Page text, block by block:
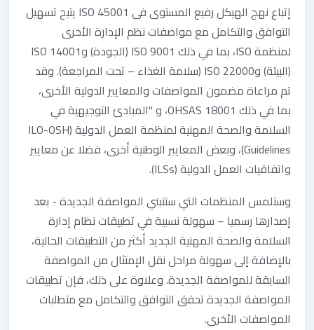
إتباع نهج الهيكل رفيع المستوى فى ISO 45001 يتيح تسهيل
التوافق والتكامل مع مواصفات نظم الإدارة الأخرى
لمنظمة ISO، بما في ذلك ISO 9001 (الجودة) وISO 14001
(البيئة) وISO 22000 (سلامة الغذاء – تحت المراجعة). وقد
تم مراعاة مضمون المواصفات والمعايير الدولية الأخرى،
بما في ذلك OHSAS 18001، و "المبادئ التوجيهية في
السلامة والصحة المهنية لمنظمة العمل الدولية (ILO-OSH
Guidelines)، وبعض المعايير الوطنية أخرى، فضلا عن معايير
واتفاقيات العمل الدولية (ILSs).
وستلمس المنظمات التي ستتبني المواصفة الجديدة - بعد
إصدارها رسميا – سهولة نسبية في تطبيقات نظام إدارة
السلامة والصحة المهنية الجديد أكثر من التطبيقات الحالية،
بالإضافة إلى سهولة مراحل نقل الإمتثال من المواصفة
السابقة للمواصفة الجديدة. وعلاوة على ذلك، فإن تطبيقات
المواصفة الجديدة تحقق التوافق والتكامل مع متطلبات
المواصفات الأخرى.